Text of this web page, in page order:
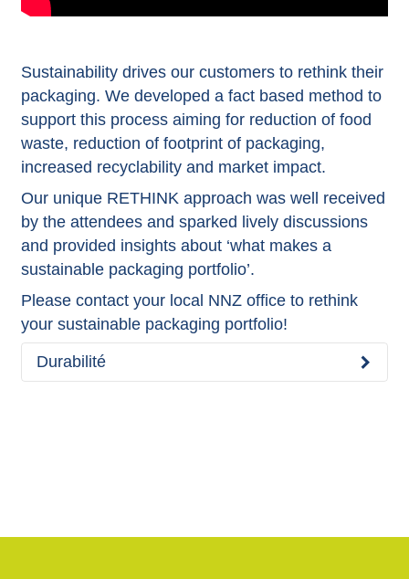
Sustainability drives our customers to rethink their
packaging. We developed a fact based method to
support this process aiming for reduction of food
waste, reduction of footprint of packaging,
increased recyclability and market impact.
Our unique RETHINK approach was well received
by the attendees and sparked lively discussions
and provided insights about ‘what makes a
sustainable packaging portfolio’.
Please contact your local NNZ office to rethink
your sustainable packaging portfolio!
Durabilité